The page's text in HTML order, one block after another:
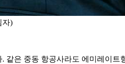
자)
은 중동 항공사라도 에미레이